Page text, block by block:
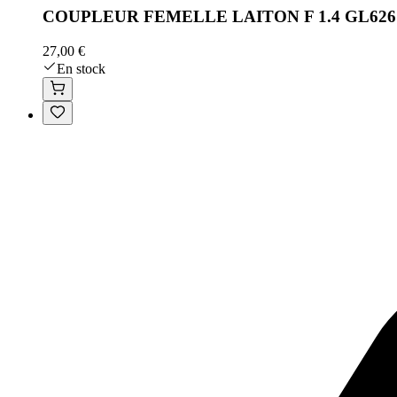
COUPLEUR FEMELLE LAITON F 1.4
27,00 €
En stock